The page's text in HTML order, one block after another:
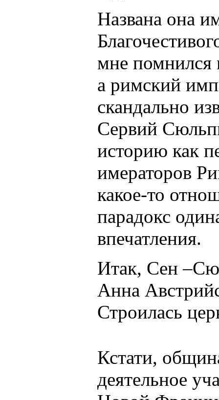
Названа она
мне помнился
а римский
скандально
Сервий
историю как
имераторов
какое-то
парадокс
впечатления.
Итак, Сен
Анна
Строилась
Кстати,
деятельное